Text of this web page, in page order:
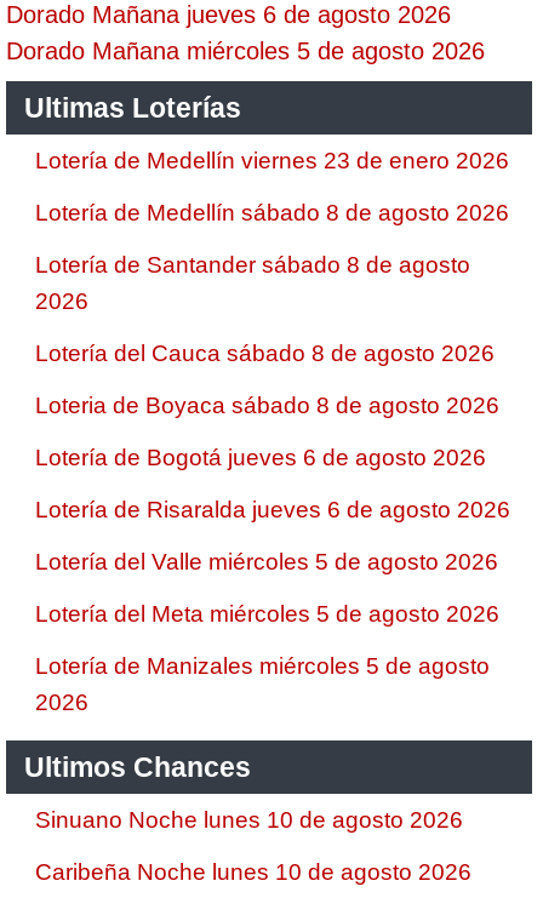
Dorado Mañana jueves 6 de agosto 2026
Dorado Mañana miércoles 5 de agosto 2026
Ultimas Loterías
Lotería de Medellín viernes 23 de enero 2026
Lotería de Medellín sábado 8 de agosto 2026
Lotería de Santander sábado 8 de agosto
2026
Lotería del Cauca sábado 8 de agosto 2026
Loteria de Boyaca sábado 8 de agosto 2026
Lotería de Bogotá jueves 6 de agosto 2026
Lotería de Risaralda jueves 6 de agosto 2026
Lotería del Valle miércoles 5 de agosto 2026
Lotería del Meta miércoles 5 de agosto 2026
Lotería de Manizales miércoles 5 de agosto
2026
Ultimos Chances
Sinuano Noche lunes 10 de agosto 2026
Caribeña Noche lunes 10 de agosto 2026